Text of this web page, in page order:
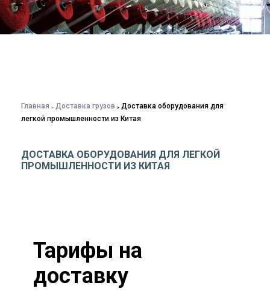
ДОСТАВКА ОБОРУДОВАНИЯ ДЛЯ ЛЕГКОЙ
ПРОМЫШЛЕННОСТИ ИЗ КИТАЯ
Тарифы на
доставку
Главная Доставка грузов
Доставка оборудования для
легкой промышленности из Китая